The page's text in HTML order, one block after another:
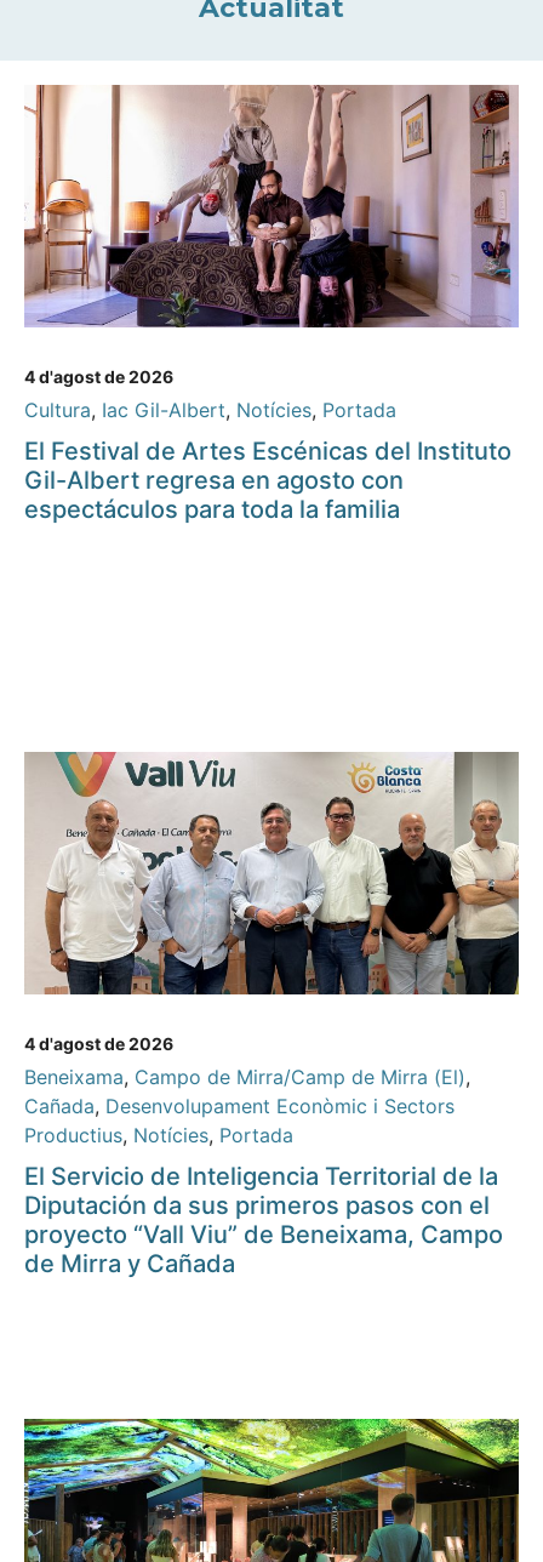
Actualitat
4 d'agost de 2026
Cultura, Iac Gil-Albert, Notícies, Portada
El Festival de Artes Escénicas del Instituto
Gil-Albert regresa en agosto con
espectáculos para toda la familia
4 d'agost de 2026
Beneixama, Campo de Mirra/Camp de Mirra (El),
Cañada, Desenvolupament Econòmic i Sectors
Productius, Notícies, Portada
El Servicio de Inteligencia Territorial de la
Diputación da sus primeros pasos con el
proyecto “Vall Viu” de Beneixama, Campo
de Mirra y Cañada